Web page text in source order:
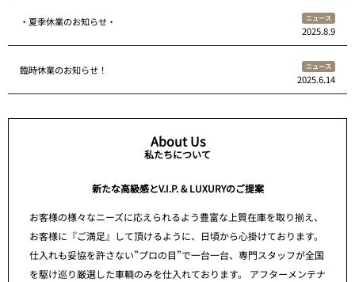
・夏季休業のお知らせ・ ニュース
2025.8.9
臨時休業のお知らせ！ ニュース
2025.6.14
About Us
私たちについて
新たな高級感とV.I.P. & LUXURYのご提案
お客様の様々なニーズに応えられるよう豊富な上質在庫を取り揃え、
お客様に『ご満足』して頂けるように、日頃から心掛けております。
仕入れも妥協を許さない”プロの目”で一台一台、専門スタッフが全国
を駆け巡り厳選した車輌のみを仕入れております。 アフターメンテナ